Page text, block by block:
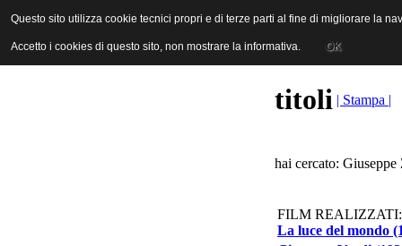
ANICA | Associazione Nazionale Industrie Cinematografiche
titoli | Stampa |
hai cercato: Giuseppe
FILM REALIZZATI:
La luce del mondo
Questo sito utilizza cookie tecnici propri e di terze parti al fine di migliorare la
Accetto i cookies di questo sito, non mostrare la informativa. OK
Questo sito utilizza cookie tecnici propri e di terze parti al fine di migliorare la
Accetto i cookies di questo sito, non mostrare la informativa. OK